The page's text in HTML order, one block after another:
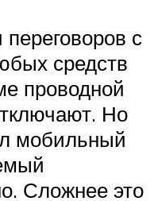
с
средств
проводной
Но
мобильный
Сложнее это